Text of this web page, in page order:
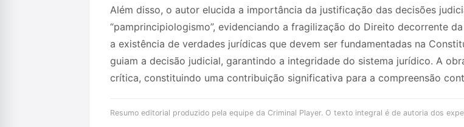
Além disso, o autor elucida a importância da justificação das decisões
“pamprincipiologismo”, evidenciando a fragilização do Direito decorrente
a existência de verdades jurídicas que devem ser fundamentadas na
guiam a decisão judicial, garantindo a integridade do sistema jurídico. A
crítica, constituindo uma contribuição significativa para a compreensão
Resumo editorial produzido pela equipe da Criminal Player. O texto integral é de autoria dos